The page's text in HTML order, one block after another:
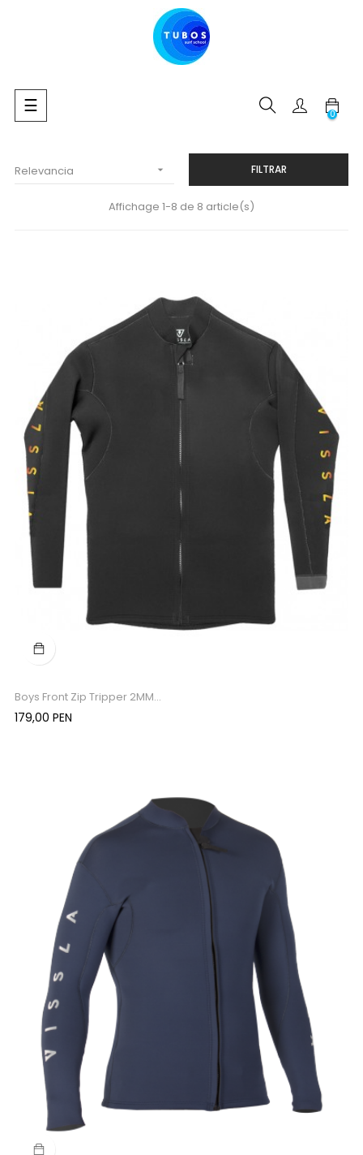
Navegación
de
☰ 0
Relevancia  FILTRAR
Affichage 1-8 de 8 article(s)
Boys Front Zip Tripper 2MM...
Precio
179,00 PEN